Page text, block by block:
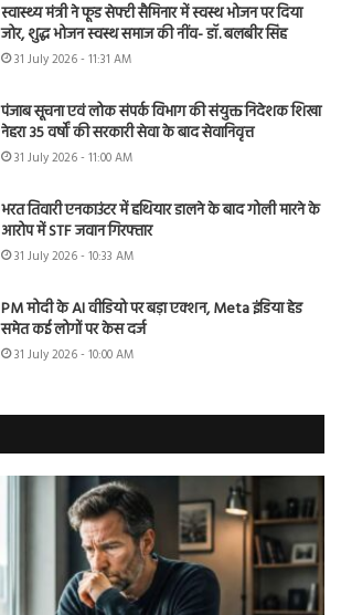
स्वास्थ्य मंत्री ने फूड सेफ्टी सैमिनार में स्वस्थ भोजन पर दिया
जोर, शुद्ध भोजन स्वस्थ समाज की नींव- डॉ. बलबीर सिंह
31 July 2026 - 11:31 AM
पंजाब सूचना एवं लोक संपर्क विभाग की संयुक्त निदेशक शिखा
नेहरा 35 वर्षों की सरकारी सेवा के बाद सेवानिवृत्त
31 July 2026 - 11:00 AM
भरत तिवारी एनकाउंटर में हथियार डालने के बाद गोली मारने के
आरोप में STF जवान गिरफ्तार
31 July 2026 - 10:33 AM
PM मोदी के AI वीडियो पर बड़ा एक्शन, Meta इंडिया हेड
समेत कई लोगों पर केस दर्ज
31 July 2026 - 10:00 AM